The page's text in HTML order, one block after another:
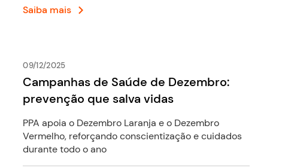
Saiba mais
09/12/2025
Campanhas de Saúde de Dezembro:
prevenção que salva vidas
PPA apoia o Dezembro Laranja e o Dezembro
Vermelho, reforçando conscientização e cuidados
durante todo o ano